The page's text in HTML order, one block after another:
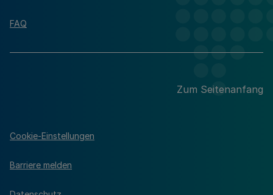
FAQ
Zum Seitenanfang
Cookie-Einstellungen
Barriere melden